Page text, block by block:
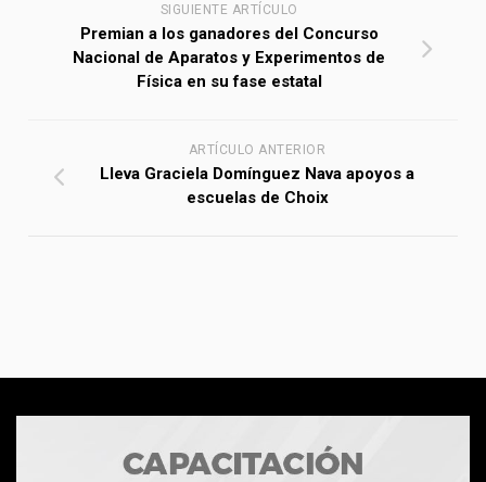
SIGUIENTE ARTÍCULO
Premian a los ganadores del Concurso
Nacional de Aparatos y Experimentos de
Física en su fase estatal
ARTÍCULO ANTERIOR
Lleva Graciela Domínguez Nava apoyos a
escuelas de Choix